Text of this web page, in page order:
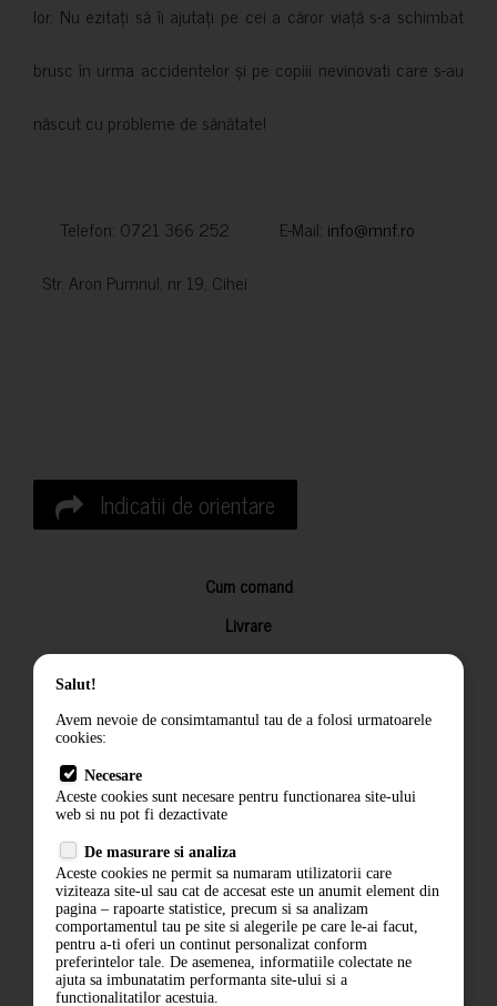
lor. Nu ezitați să îi ajutați pe cei a căror viață s-a schimbat
brusc în urma accidentelor și pe copiii nevinovati care s-au
născut cu probleme de sănătate!
Telefon: 0721 366 252 E-Mail: info@mnf.ro
Str. Aron Pumnul, nr 19, Cihei
Indicatii de orientare
Cum comand
Livrare
Returnarea produselor
Termeni si conditii
Politica de confidentialitate
ANPC
Salut!
Avem nevoie de consimtamantul tau de a folosi urmatoarele
cookies:
Necesare
Aceste cookies sunt necesare pentru functionarea site-ului
web si nu pot fi dezactivate
De masurare si analiza
Aceste cookies ne permit sa numaram utilizatorii care
viziteaza site-ul sau cat de accesat este un anumit element din
pagina – rapoarte statistice, precum si sa analizam
comportamentul tau pe site si alegerile pe care le-ai facut,
pentru a-ti oferi un continut personalizat conform
preferintelor tale. De asemenea, informatiile colectate ne
ajuta sa imbunatatim performanta site-ului si a
functionalitatilor acestuia.